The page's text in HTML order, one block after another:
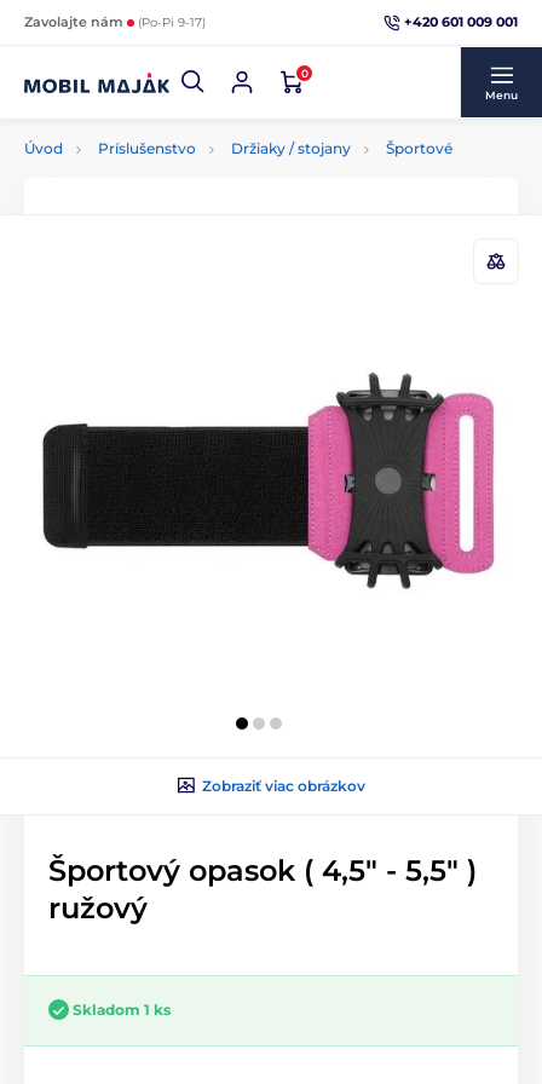
Zavolajte nám (Po-Pi 9-17) +420 601 009 001
0
Menu
Úvod Príslušenstvo Držiaky / stojany Športové
Zobraziť viac obrázkov
Športový opasok ( 4,5" - 5,5" )
ružový
Skladom 1 ks